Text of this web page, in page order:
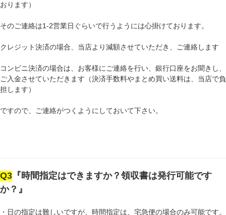
おります）
そのご連絡は1-2営業日ぐらいで行うようには心掛けております。
クレジット決済の場合、当店より減額させていただき、ご連絡します
コンビニ決済の場合は、お客様にご連絡を行い、銀行口座をお聞きし、
ご入金させていただきます（決済手数料やまとめ買い送料は、当店で負
担します）
ですので、ご連絡がつくようにしておいて下さい。
Q3 『時間指定はできますか？領収書は発行可能です
か？』
・日の指定は難しいですが、時間指定は、宅急便の場合のみ可能です。